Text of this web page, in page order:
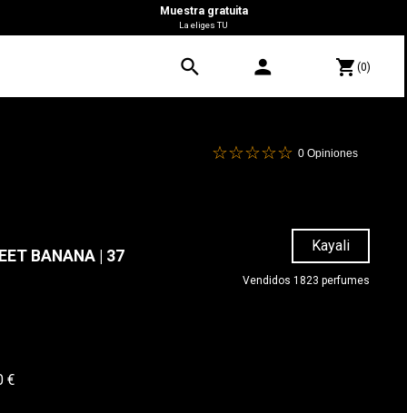
Muestra gratuita
La eliges TU
search person shopping_cart(0)
0 Opiniones
BANANA | 37
Kayali
Vendidos 1823 perfumes
€